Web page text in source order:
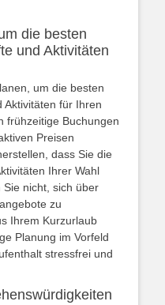
die besten
und Aktivitäten
um die besten
Aktivitäten für Ihren
frühzeitige Buchungen
Preisen
dass Sie die
Ihrer Wahl
nicht, sich über
zu
Ihrem Kurzurlaub
Planung im Vorfeld
stressfrei und